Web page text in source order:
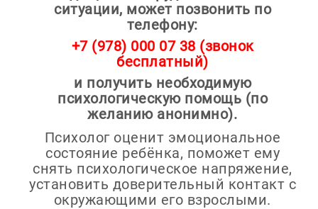
ситуации, может позвонить по
телефону:
+7 (978) 000 07 38 (звонок
бесплатный)
и получить необходимую
психологическую помощь (по
желанию анонимно).
Психолог оценит эмоциональное
состояние ребёнка, поможет ему
снять психологическое напряжение,
установить доверительный контакт с
окружающими его взрослыми.